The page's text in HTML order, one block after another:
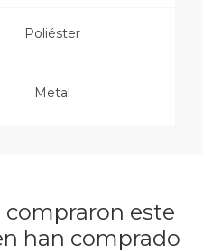
Poliéster
Metal
compraron este
han comprado